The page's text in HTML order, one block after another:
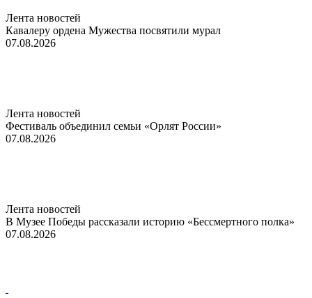
Лента новостей
Кавалеру ордена Мужества посвятили мурал
07.08.2026
Лента новостей
Фестиваль объединил семьи «Орлят России»
07.08.2026
Лента новостей
В Музее Победы рассказали историю «Бессмертного полка»
07.08.2026